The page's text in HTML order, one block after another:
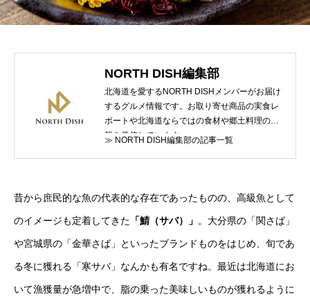
NORTH DISH編集部
北海道を愛するNORTH DISHメンバーがお届け
するグルメ情報です。お取り寄せ商品の実食レ
ポートや北海道ならではの食材や郷土料理の情
報を発信しています。
≫ NORTH DISH編集部の記事一覧
昔から庶民的な魚の代表的な存在であったものの、高級魚として
のイメージも定着してきた 「鯖（サバ）」 。大分県の「関さば」
や宮城県の「金華さば」といったブランドものをはじめ、旬であ
る冬に獲れる「寒サバ」なんかも有名ですね。最近は北海道にお
いて漁獲量が急増中で、脂の乗った美味しいものが獲れるように